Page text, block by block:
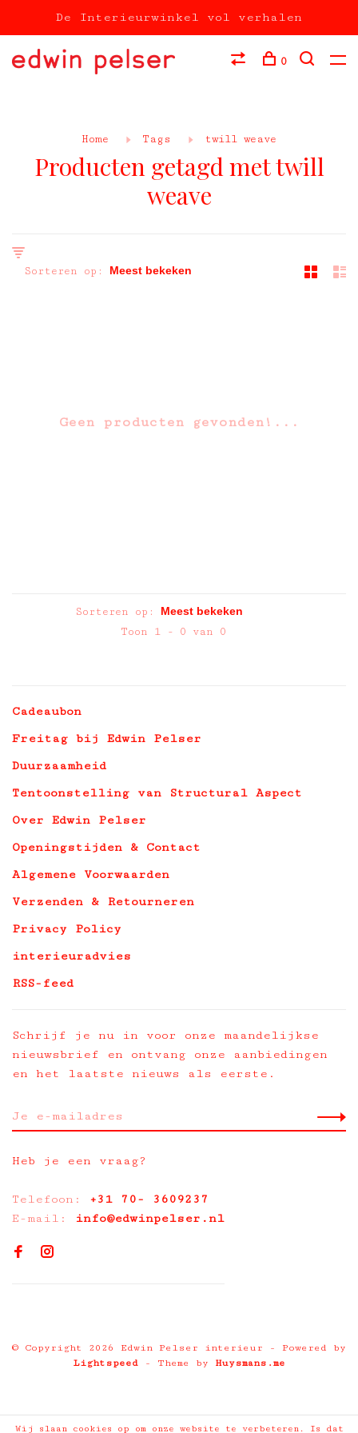
De Interieurwinkel vol verhalen
0
Home Tags twill weave
Producten getagd met twill
weave
Sorteren op:
Geen producten gevonden!...
Sorteren op:
Toon 1 - 0 van 0
Cadeaubon
Freitag bij Edwin Pelser
Duurzaamheid
Tentoonstelling van Structural Aspect
Over Edwin Pelser
Openingstijden & Contact
Algemene Voorwaarden
Verzenden & Retourneren
Privacy Policy
interieuradvies
RSS-feed
Schrijf je nu in voor onze maandelijkse
nieuwsbrief en ontvang onze aanbiedingen
en het laatste nieuws als eerste.
Heb je een vraag?
Telefoon: +31 70- 3609237
E-mail:
info@edwinpelser.nl
© Copyright 2026 Edwin Pelser interieur
- Powered by
Lightspeed- Theme by Huysmans.me
Wij slaan cookies op om onze website te verbeteren. Is dat